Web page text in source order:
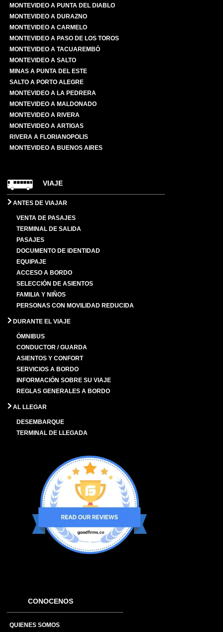
MONTEVIDEO A PUNTA DEL DIABLO
MONTEVIDEO A DURAZNO
MONTEVIDEO A CARMELO
MONTEVIDEO A PASO DE LOS TOROS
MONTEVIDEO A TACUAREMBÓ
MONTEVIDEO A SALTO
MINAS A PUNTA DEL ESTE
SALTO A PORTO ALEGRE
MONTEVIDEO A LA PEDRERA
MONTEVIDEO A MALDONADO
MONTEVIDEO A RIVERA
MONTEVIDEO A ARTIGAS
RIVERA A FLORIANOPOLIS
MONTEVIDEO A BUENOS AIRES
VIAJE
ANTES DE VIAJAR
VENTA DE PASAJES
TERMINAL DE SALIDA
PASAJES
DOCUMENTO DE IDENTIDAD
EQUIPAJE
ACCESO A BORDO
SELECCIÓN DE ASIENTOS
FAMILIA Y NIÑOS
PERSONAS CON MOVILIDAD REDUCIDA
DURANTE EL VIAJE
ÓMNIBUS
CONDUCTOR / GUARDA
ASIENTOS Y CONFORT
SERVICIOS A BORDO
INFORMACIÓN SOBRE SU VIAJE
REGLAS GENERALES A BORDO
AL LLEGAR
DESEMBARQUE
TERMINAL DE LLEGADA
CONOCENOS
QUIENES SOMOS